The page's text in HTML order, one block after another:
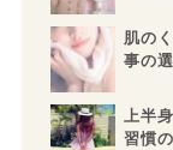
肌の
事の
上半
習慣